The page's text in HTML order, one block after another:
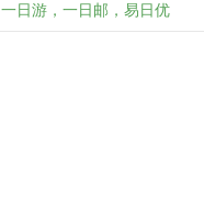
一日游，一日邮，易日优